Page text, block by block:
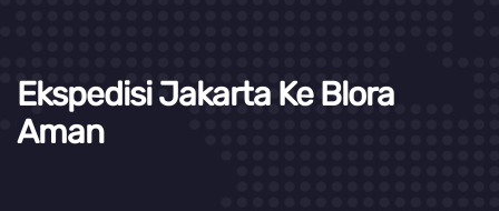
Ekspedisi Jakarta Ke Blora
Aman